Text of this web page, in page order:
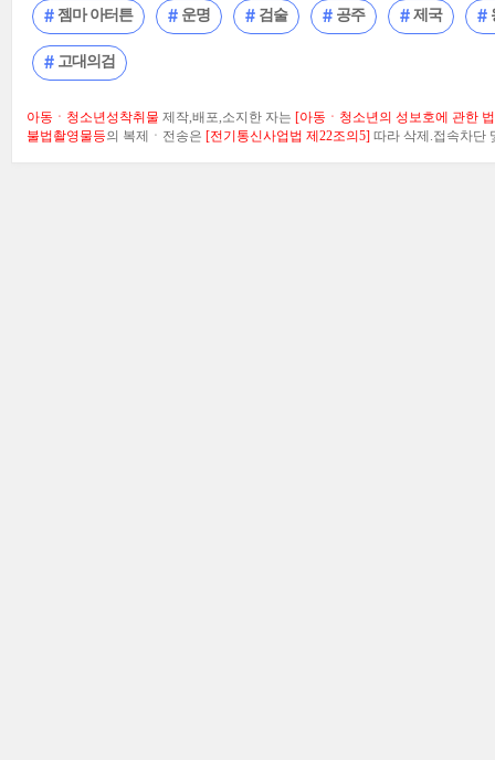
젬마 아터튼 운명 검술 공주 제국
고대의검
아동ㆍ청소년성착취물 제작,배포,소지한 자는 [아동ㆍ청소년의 성보호에 관한
불법촬영물등의 복제ㆍ전송은 [전기통신사업법 제22조의5] 따라 삭제.접속차단